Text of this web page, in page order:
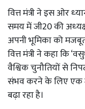
वित्त मंत्री ने इस ओर
समय में जी20 की
अपनी भूमिका को
वित्त मंत्री ने कहा कि
वैश्विक चुनौतियों से
संभव करने के लिए एक
बढ़ा रहा है।